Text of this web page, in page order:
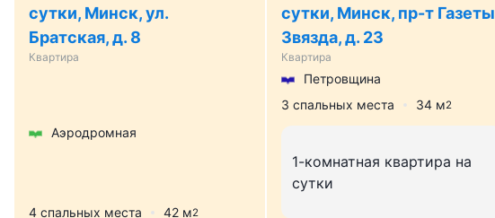
сутки, Минск, ул.
Братская, д. 8
Квартира
Аэродромная
4 спальных места 42 м2
сутки, Минск, пр-т Газеты
Звязда, д. 23
Квартира
Петровщина
3 спальных места
34м2
1-комнатная квартира на
сутки